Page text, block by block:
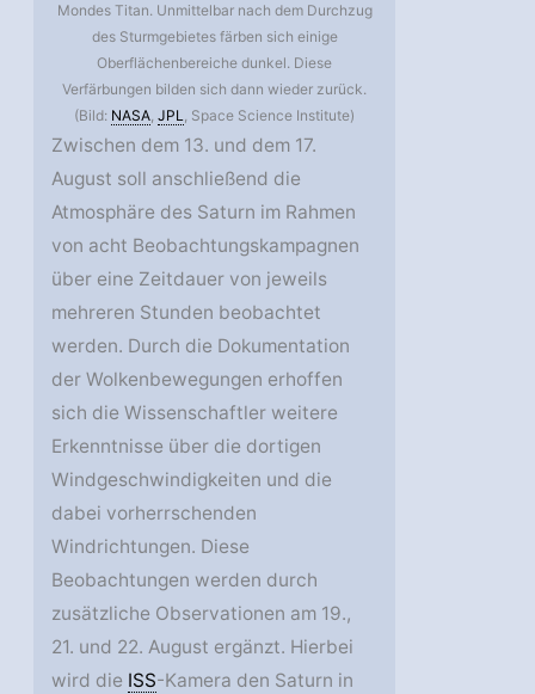
Mondes Titan. Unmittelbar nach dem Durchzug
des Sturmgebietes färben sich einige
Oberflächenbereiche dunkel. Diese
Verfärbungen bilden sich dann wieder zurück.
(Bild: NASA,JPL, Space Science Institute)
Zwischen dem 13. und dem 17.
August soll anschließend die
Atmosphäre des Saturn im Rahmen
von acht Beobachtungskampagnen
über eine Zeitdauer von jeweils
mehreren Stunden beobachtet
werden. Durch die Dokumentation
der Wolkenbewegungen erhoffen
sich die Wissenschaftler weitere
Erkenntnisse über die dortigen
Windgeschwindigkeiten und die
dabei vorherrschenden
Windrichtungen. Diese
Beobachtungen werden durch
zusätzliche Observationen am 19.,
21. und 22. August ergänzt. Hierbei
wird die ISS-Kamera den Saturn in